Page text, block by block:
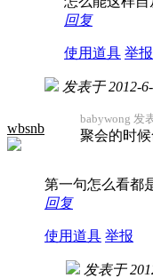
回复
使用道具 举报
wbsnb
发表于 2012-
babywong 发
聚会的时
第一句怎么看都
回复
使用道具 举报
发表于